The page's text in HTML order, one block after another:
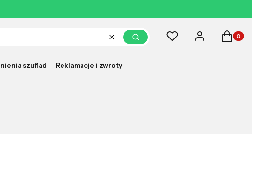
WyczyśćSzukaj
Ulubione Zaloguj sięProdukty w
Koszyk
szuflad Reklamacje i zwroty